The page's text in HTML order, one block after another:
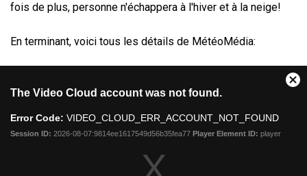
fois de plus, personne n'échappera à l'hiver et à la neige!
En terminant, voici tous les détails de MétéoMédia: